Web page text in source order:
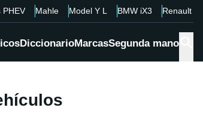
PHEV Mahle Model Y L BMW iX3 Renault
DiccionarioMarcasSegunda mano